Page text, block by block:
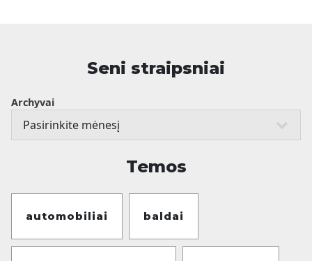
Seni straipsniai
Archyvai
Temos
automobiliai baldai